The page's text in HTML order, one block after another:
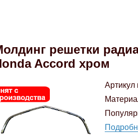
решетки
Accord хром
Артикул